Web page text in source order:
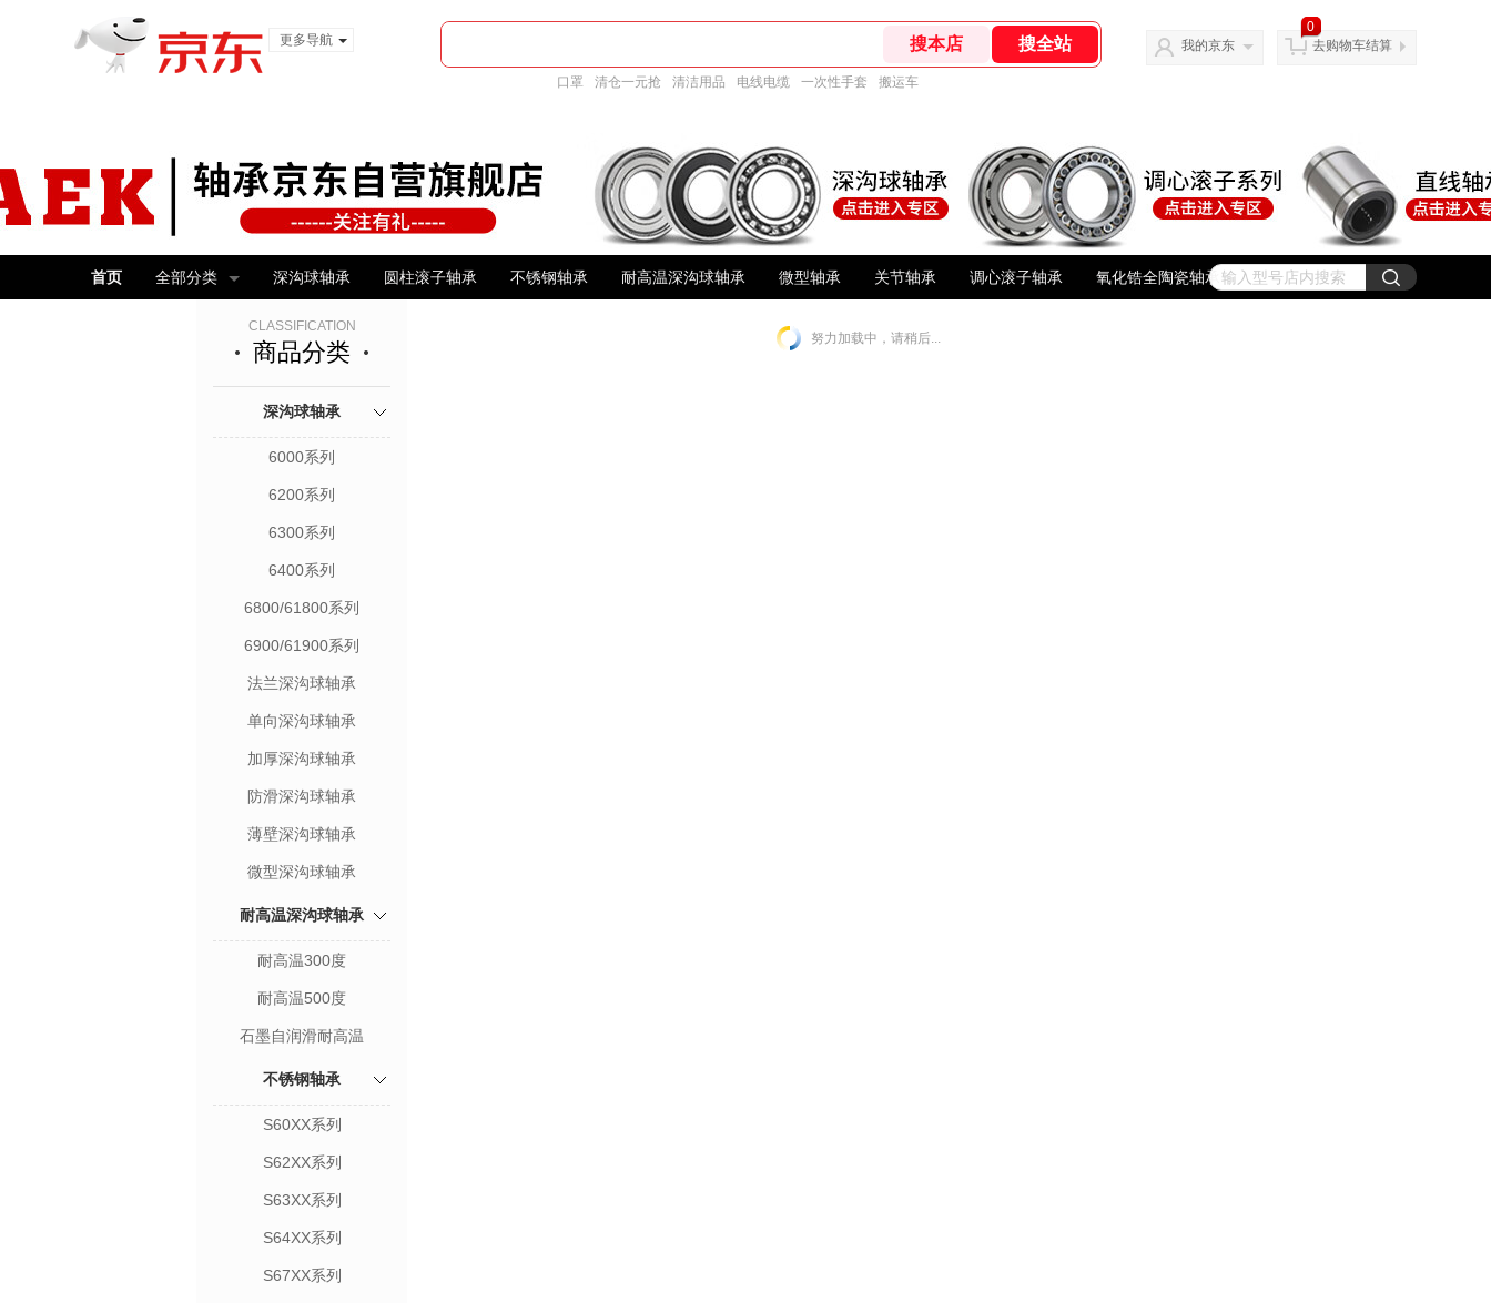
更多导航
口罩 清仓一元抢 清洁用品 电线电缆 一次性手套 搬运车
我的京东
0
去购物车结算
首页 全部分类 深沟球轴承 圆柱滚子轴承 不锈钢轴承 耐高温深沟球轴承 微型轴承 关节轴承 调心滚子轴承 氧化锆全陶瓷轴承
CLASSIFICATION
商品分类
深沟球轴承
6000系列
6200系列
6300系列
6400系列
6800/61800系列
6900/61900系列
法兰深沟球轴承
单向深沟球轴承
加厚深沟球轴承
防滑深沟球轴承
薄壁深沟球轴承
微型深沟球轴承
耐高温深沟球轴承
耐高温300度
耐高温500度
石墨自润滑耐高温
不锈钢轴承
S60XX系列
S62XX系列
S63XX系列
S64XX系列
S67XX系列
努力加载中，请稍后...